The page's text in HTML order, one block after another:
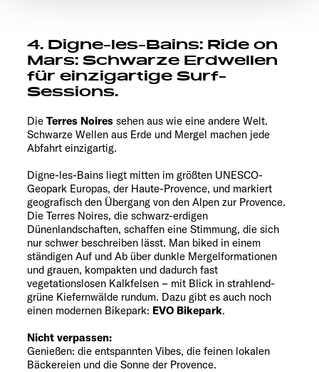
4. Digne-les-Bains: Ride on
Mars: Schwarze Erdwellen
für einzigartige Surf-
Sessions.
Die Terres Noires sehen aus wie eine andere Welt.
Schwarze Wellen aus Erde und Mergel machen jede
Abfahrt einzigartig.
Digne-les-Bains liegt mitten im größten UNESCO-
Geopark Europas, der Haute-Provence, und markiert
geografisch den Übergang von den Alpen zur Provence.
Die Terres Noires, die schwarz-erdigen
Dünenlandschaften, schaffen eine Stimmung, die sich
nur schwer beschreiben lässt. Man biked in einem
ständigen Auf und Ab über dunkle Mergelformationen
und grauen, kompakten und dadurch fast
vegetationslosen Kalkfelsen – mit Blick in strahlend-
grüne Kiefernwälde rundum. Dazu gibt es auch noch
einen modernen Bikepark: EVO Bikepark.
Nicht verpassen:
Genießen: die entspannten Vibes, die feinen lokalen
Bäckereien und die Sonne der Provence.